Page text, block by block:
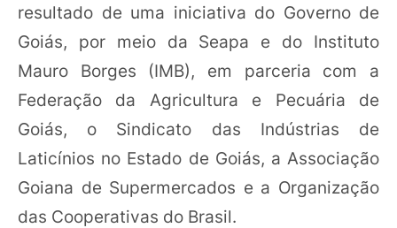
resultado de uma iniciativa do Governo de
Goiás, por meio da Seapa e do Instituto
Mauro Borges (IMB), em parceria com a
Federação da Agricultura e Pecuária de
Goiás, o Sindicato das Indústrias de
Laticínios no Estado de Goiás, a Associação
Goiana de Supermercados e a Organização
das Cooperativas do Brasil.